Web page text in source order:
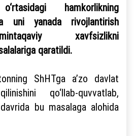
hamkorlikning
uni yanada rivojlantirish
xavfsizlikni
qaratildi.
ShHTga a’zo davlat
qo‘llab-quvvatlab,
bu masalaga alohida